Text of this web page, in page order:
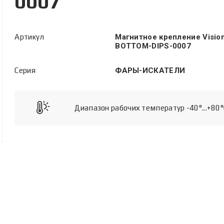
Артикул
Магнитное крепление
BOTTOM-DIPS-0007
Серия ФАРЫ-ИСКАТЕЛИ
Диапазон рабочих температур -